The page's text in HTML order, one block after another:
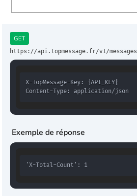
GET
https://api.topmessage.fr/v1/messages
Content-Type: application/json
Exemple de réponse
'X-Total-Count': 1